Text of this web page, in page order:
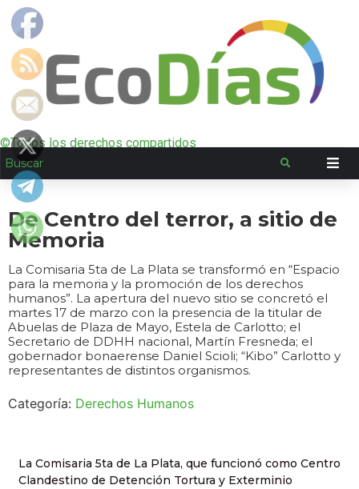
©Todos los derechos compartidos
De Centro del terror, a sitio de
Memoria
La Comisaria 5ta de La Plata se transformó en “Espacio
para la memoria y la promoción de los derechos
humanos”. La apertura del nuevo sitio se concretó el
martes 17 de marzo con la presencia de la titular de
Abuelas de Plaza de Mayo, Estela de Carlotto; el
Secretario de DDHH nacional, Martín Fresneda; el
gobernador bonaerense Daniel Scioli; “Kibo” Carlotto y
representantes de distintos organismos.
Categoría: Derechos Humanos
La Comisaria 5ta de La Plata, que funcionó como Centro
Clandestino de Detención Tortura y Exterminio